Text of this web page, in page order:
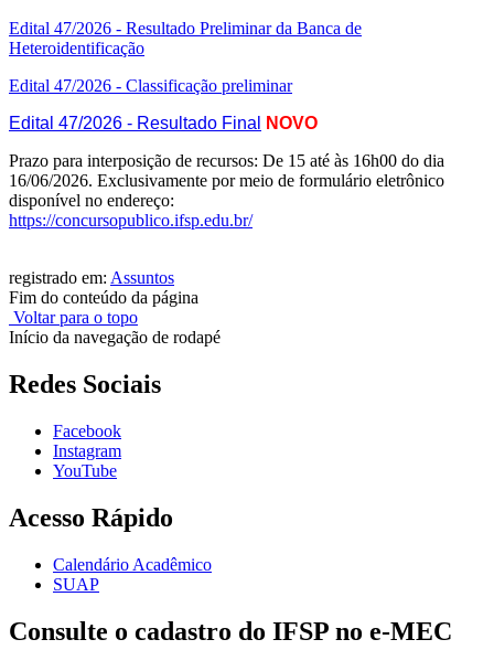
Edital 47/2026 - Resultado Preliminar da Banca de
Heteroidentificação
Edital 47/2026 - Classificação preliminar
Edital 47/2026 - Resultado Final
NOVO
Prazo para interposição de recursos: De 15 até às 16h00 do dia
16/06/2026. Exclusivamente por meio de formulário eletrônico
disponível no endereço:
https://concursopublico.ifsp.edu.br/
registrado em: Assuntos
Fim do conteúdo da página
Voltar para o topo
Início da navegação de rodapé
Redes Sociais
Facebook
Instagram
YouTube
Acesso Rápido
Calendário Acadêmico
SUAP
Consulte o cadastro do IFSP no e-MEC